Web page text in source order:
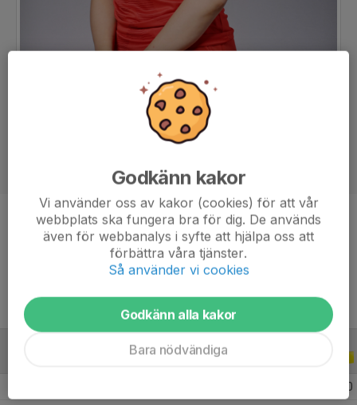
Position
-
27 år
ALLA ÅR
0
Godkänn kakor
Vi använder oss av kakor (cookies) för att vår
webbplats ska fungera bra för dig. De används
även för webbanalys i syfte att hjälpa oss att
förbättra våra tjänster.
Så använder vi cookies
Godkänn alla kakor
Bara nödvändiga